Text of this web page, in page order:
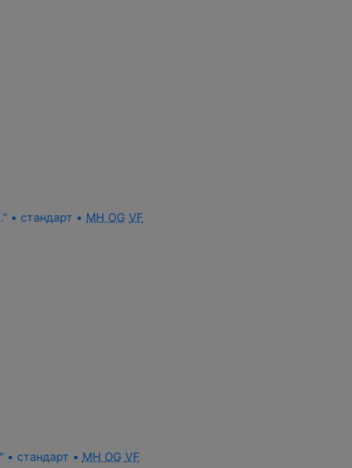
• стандарт • MH OG VF
• стандарт • MH OG VF